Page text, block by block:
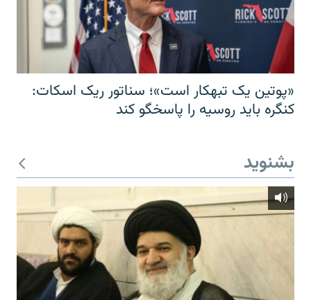
«پوتین یک تبهکار است»؛ سناتور ریک اسکات:
کنگره باید روسیه را پاسخگو کند
بشنوید